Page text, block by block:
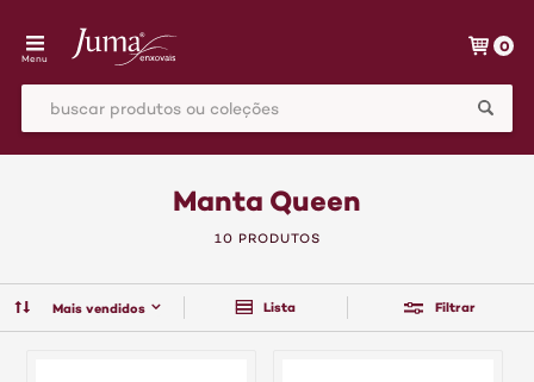
Menu
0
Manta Queen
Mais vendidos Lista Filtrar
10 PRODUTOS